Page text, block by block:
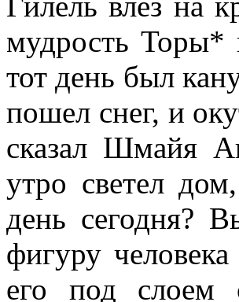
мудрость Торы*
тот день был
пошел снег, и
сказал Шмайя
утро светел
день сегодня?
фигуру
его под слоем